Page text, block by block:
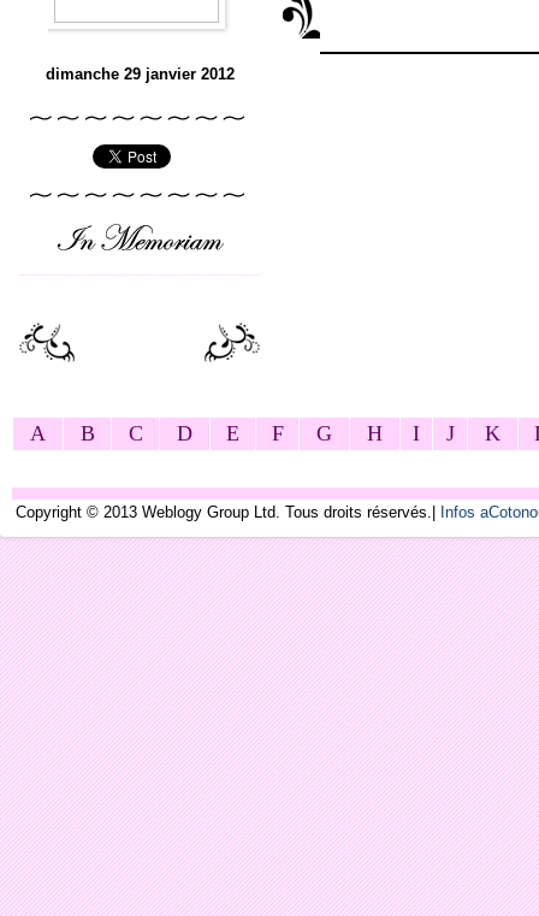
dimanche 29 janvier 2012
A B C D E F G H I J K
Copyright © 2013 Weblogy Group Ltd. Tous droits réservés.| Infos